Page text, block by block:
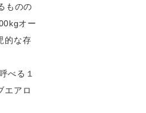
ものの
オー
的な存
べる１
エアロ